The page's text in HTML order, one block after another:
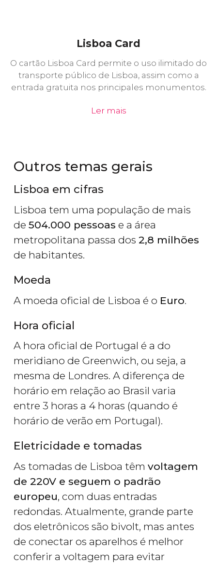
Lisboa Card
O cartão Lisboa Card permite o uso ilimitado do
transporte público de Lisboa, assim como a
entrada gratuita nos principales monumentos.
Ler mais
Outros temas gerais
Lisboa em cifras
Lisboa tem uma população de mais
de 504.000 pessoas e a área
metropolitana passa dos 2,8 milhões
de habitantes.
Moeda
A moeda oficial de Lisboa é o Euro.
Hora oficial
A hora oficial de Portugal é a do
meridiano de Greenwich, ou seja, a
mesma de Londres. A diferença de
horário em relação ao Brasil varia
entre 3 horas a 4 horas (quando é
horário de verão em Portugal).
Eletricidade e tomadas
As tomadas de Lisboa têm voltagem
de 220V e seguem o padrão
europeu, com duas entradas
redondas. Atualmente, grande parte
dos eletrônicos são bivolt, mas antes
de conectar os aparelhos é melhor
conferir a voltagem para evitar